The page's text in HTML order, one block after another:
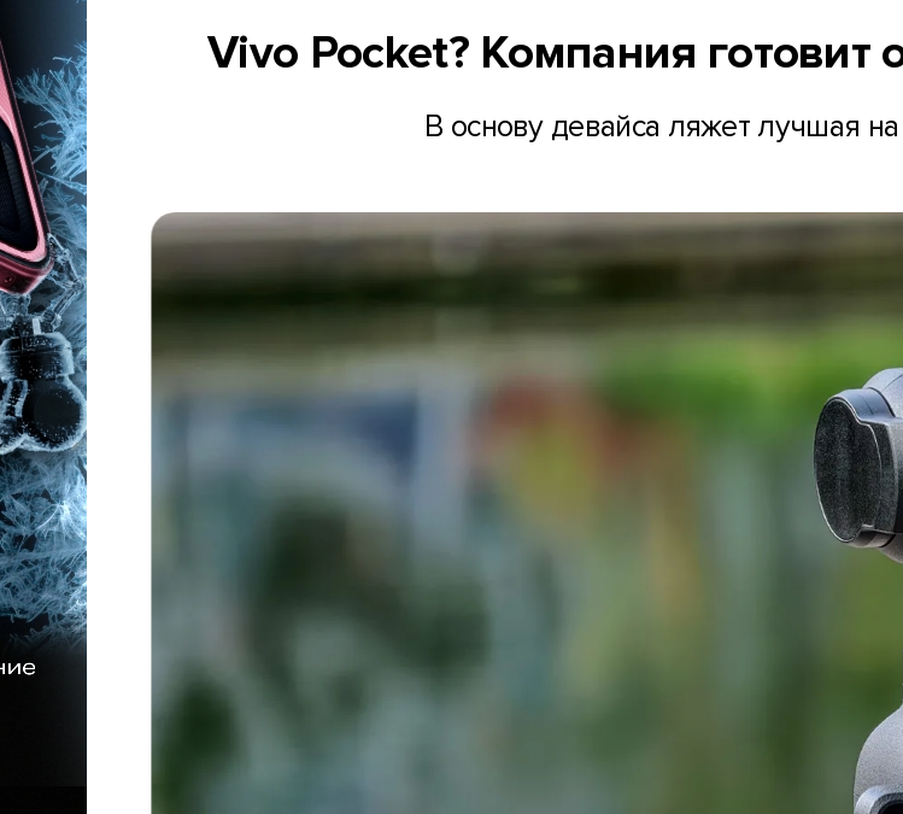
Vivo Pocket? Компания готовит
В основу девайса ляжет лучшая